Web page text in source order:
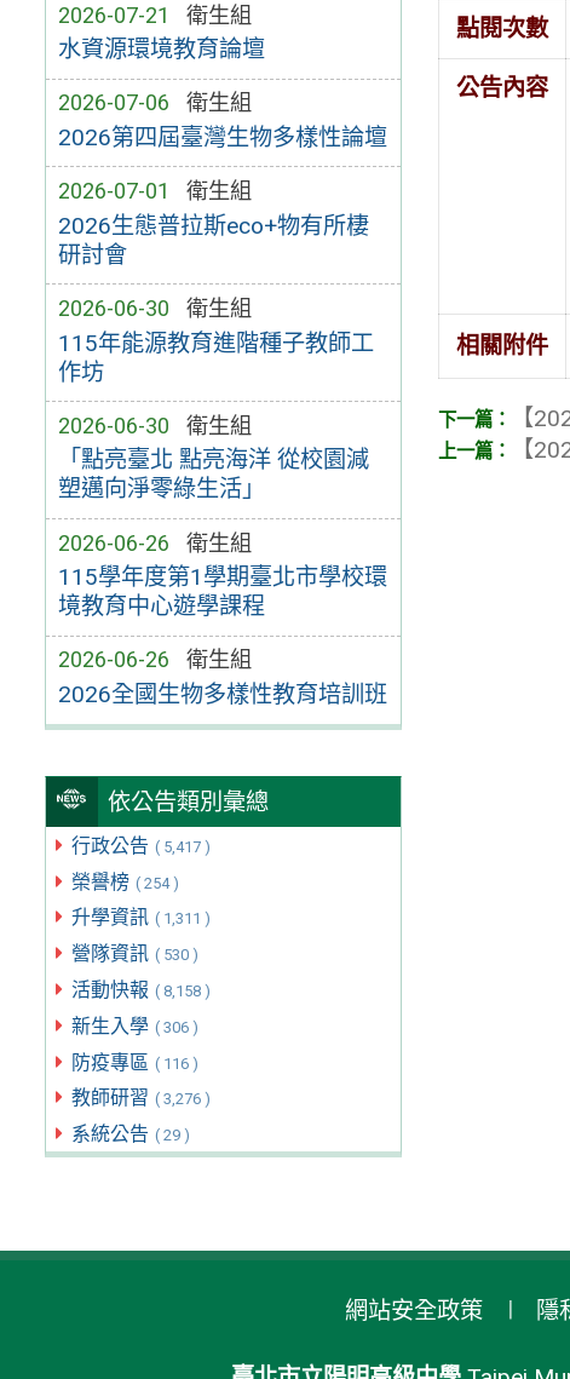
2026-07-21 衛生組
水資源環境教育論壇
2026-07-06 衛生組
2026第四屆臺灣生物多樣性論壇
2026-07-01 衛生組
2026生態普拉斯eco+物有所棲
研討會
2026-06-30 衛生組
115年能源教育進階種子教師工
作坊
2026-06-30 衛生組
「點亮臺北 點亮海洋 從校園減
塑邁向淨零綠生活」
2026-06-26 衛生組
115學年度第1學期臺北市學校環
境教育中心遊學課程
2026-06-26 衛生組
2026全國生物多樣性教育培訓班
依公告類別彙總
行政公告 ( 5,417 )
榮譽榜 ( 254 )
升學資訊 ( 1,311 )
營隊資訊 ( 530 )
活動快報 ( 8,158 )
新生入學 ( 306 )
防疫專區 ( 116 )
教師研習 ( 3,276 )
系統公告 ( 29 )
點閱次數
公告內容
相關附件
【
【
網站安全政策 隱